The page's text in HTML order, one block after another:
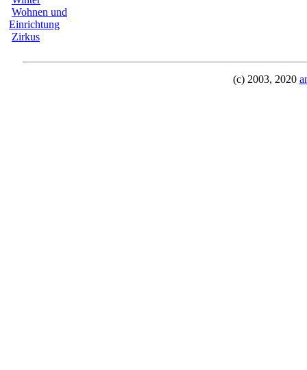
Wohnen und
Einrichtung
Zirkus
(c) 2003, 2020